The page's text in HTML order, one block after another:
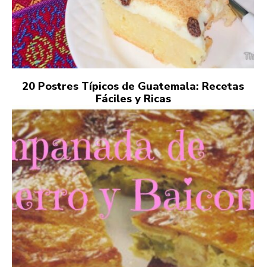
20 Postres Típicos de Guatemala: Recetas
Fáciles y Ricas